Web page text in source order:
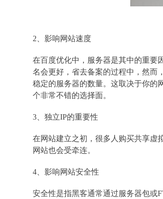
2、影响网站速度
在百度优化中，服务器是其中的重要
名会更好，省去备案的过程中，然而
稳定的服务器的数量。这取决于你的
个非常不错的选择面。
3、独立IP的重要性
在网站建立之初，很多人购买共享虚
网站也会受牵连。
4、影响网站安全性
安全性是指黑客通常通过服务器包或